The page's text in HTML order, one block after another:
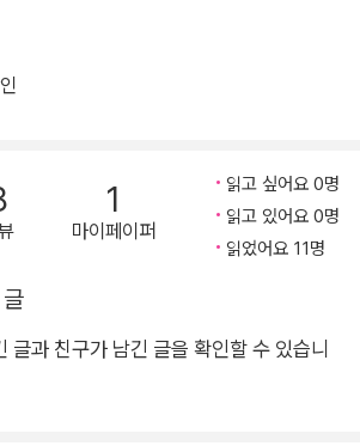
뒤, 친구들과의 꿈같은 생활에 젖어 점점
국 그 거짓말은 걷잡을 수 없이 유나의 마
을, 순간의 행복을 위해 스스로를 망치는
그렇게 해서 인정받는 기쁨이 과연 오래
상기 작가의 말 중에서 나는 사진을
한 걸까? 표절과 오마주, 그 경계에서 바
1
마이페이퍼
읽고 싶어요 0명
읽고 있어요 0명
읽었어요 11명
글과 친구가 남긴 글을 확인할 수 있습니